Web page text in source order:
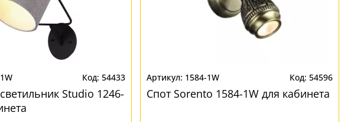
54433
Studio 1246-
1584-1W 54596
Спот Sorento 1584-1W для кабинета